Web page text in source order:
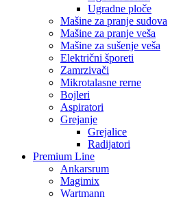
Ugradne ploče
Mašine za pranje sudova
Mašine za pranje veša
Mašine za sušenje veša
Električni šporeti
Zamrzivači
Mikrotalasne rerne
Bojleri
Aspiratori
Grejanje
Grejalice
Radijatori
Premium Line
Ankarsrum
Magimix
Wartmann